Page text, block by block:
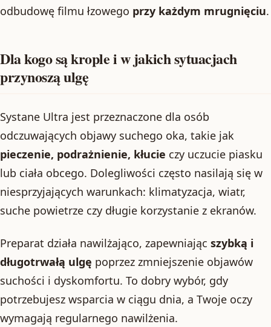
odbudowę filmu łzowego przy każdym mrugnięciu.
Dla kogo są krople i w jakich sytuacjach
przynoszą ulgę
Systane Ultra jest przeznaczone dla osób
odczuwających objawy suchego oka, takie jak
pieczenie, podrażnienie, kłucie czy uczucie piasku
lub ciała obcego. Dolegliwości często nasilają się w
niesprzyjających warunkach: klimatyzacja, wiatr,
suche powietrze czy długie korzystanie z ekranów.
Preparat działa nawilżająco, zapewniając szybką i
długotrwałą ulgę poprzez zmniejszenie objawów
suchości i dyskomfortu. To dobry wybór, gdy
potrzebujesz wsparcia w ciągu dnia, a Twoje oczy
wymagają regularnego nawilżenia.